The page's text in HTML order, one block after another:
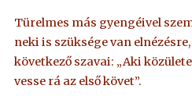
Türelmes más gyengéivel
neki is szüksége van
következő szavai: „Aki
vesse rá az első követ”.